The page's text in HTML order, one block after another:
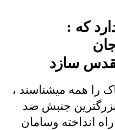
که :
سازد
را همه میشناسند ،
جنبش ضد
انداخته وسامان